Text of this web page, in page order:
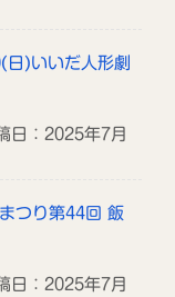
)いいだ人形劇
日：2025年7月
つり第44回 飯
日：2025年7月